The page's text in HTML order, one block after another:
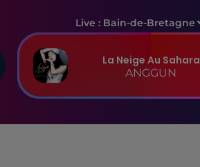
Live : Bain-de-Bretagne
La Neige Au Sahara
ANGGUN